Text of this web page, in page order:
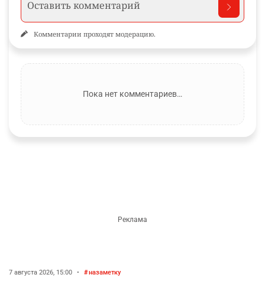
Комментарии проходят модерацию.
Пока нет комментариев…
7 августа 2026, 15:00 • назаметку